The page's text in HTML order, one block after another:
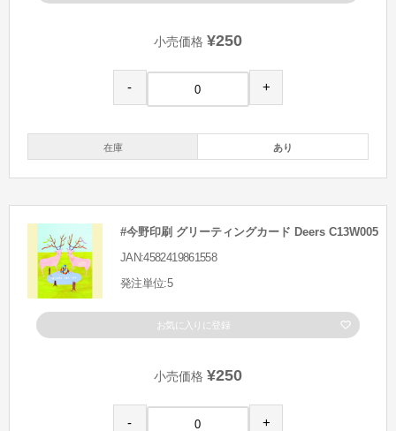
小売価格 ¥250
- +
在庫 あり
#今野印刷 グリーティングカード Deers C13W005
JAN:4582419861558
発注単位:5
お気に入りに登録
小売価格 ¥250
- +